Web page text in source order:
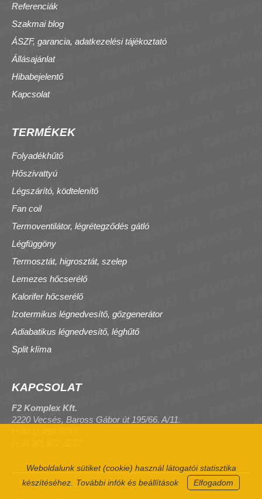
Weboldalunk sütiket (cookie) használ látogatói statisztika
készítéséhez.
További infók és beállítások Elfogadom
Referenciák
Szakmai blog
ÁSZF, garancia, adatkezelési tájékoztató
Állásajánlat
Hibabejelentő
Kapcsolat
TERMÉKEK
Folyadékhűtő
Hőszivattyú
Légszárító, ködtelenítő
Fan coil
Termoventilátor, légrétegződés gátló
Légfüggöny
Termosztát, higrosztát, szelep
Lemezes hőcserélő
Kalorifer hőcserélő
Izotermikus légnedvesítő, gőzgenerátor
Adiabatikus légnedvesítő, léghűtő
Split klíma
KAPCSOLAT
F2 Komplex Kft.
2220 Vecsés, Baross Gábor út 195/66. A/11.